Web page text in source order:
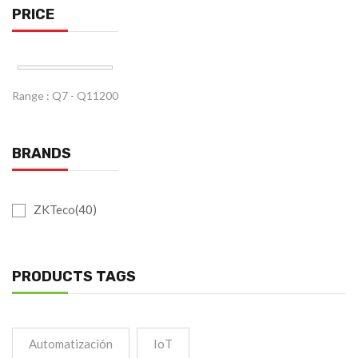
PRICE
Range : Q7 - Q11200
BRANDS
ZKTeco(40)
PRODUCTS TAGS
Automatización IoT